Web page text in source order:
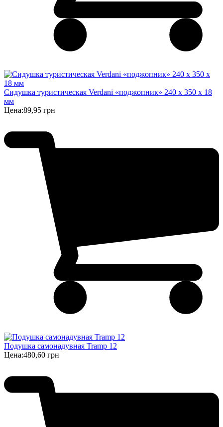
Сидушка туристическая Verdani «поджопник» 240 x 350 х 18
мм
Цена:89,95 грн
Подушка самонадувная Tramp 12
Цена:480,60 грн